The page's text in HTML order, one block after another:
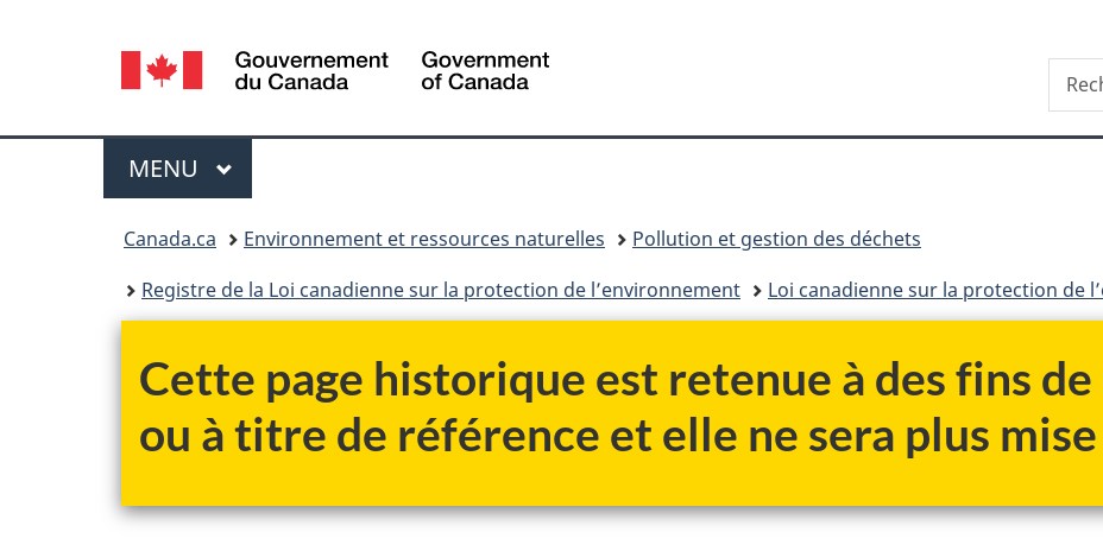
sujet
HTML
Sélection
de
la
langue
Canada
dans
Menu
MENU PRINCIPAL
Canada.ca Environnement et ressources naturelles
Pollution et gestion des déchets
Registre de la Loi canadienne sur la protection de l’environnement
Loi canadienne sur la protection de
Cette page historique est retenue à des fins
ou à titre de référence et elle ne sera plus mise